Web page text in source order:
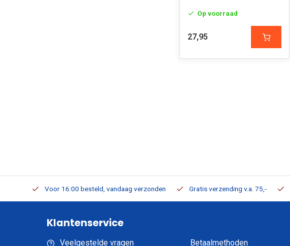
Op voorraad
27,95
Voor 16:00 besteld, vandaag verzonden Gratis verzending v.a. 75,-
Klantenservice
Veelgestelde vragen Betaalmethoden